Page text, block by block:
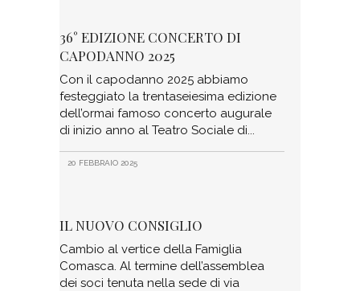
36° EDIZIONE CONCERTO DI
CAPODANNO 2025
Con il capodanno 2025 abbiamo
festeggiato la trentaseiesima edizione
dell’ormai famoso concerto augurale
di inizio anno al Teatro Sociale di
20 FEBBRAIO 2025
IL NUOVO CONSIGLIO
Cambio al vertice della Famiglia
Comasca. Al termine dell’assemblea
dei soci tenuta nella sede di via